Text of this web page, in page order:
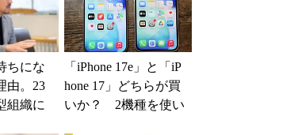
ちにな
由。23
組織に
の要
「iPhone 17e」と「iP
hone 17」どちらが買
いか？ 2機種を使い